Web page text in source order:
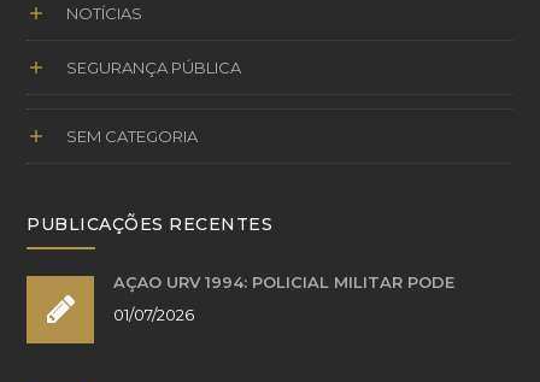
NOTÍCIAS
SEGURANÇA PÚBLICA
SEM CATEGORIA
PUBLICAÇÕES RECENTES
AÇÃO URV 1994: POLICIAL MILITAR PODE
01/07/2026